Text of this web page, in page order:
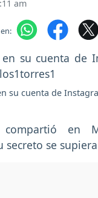
am
su cuenta de
compartió en
secreto se